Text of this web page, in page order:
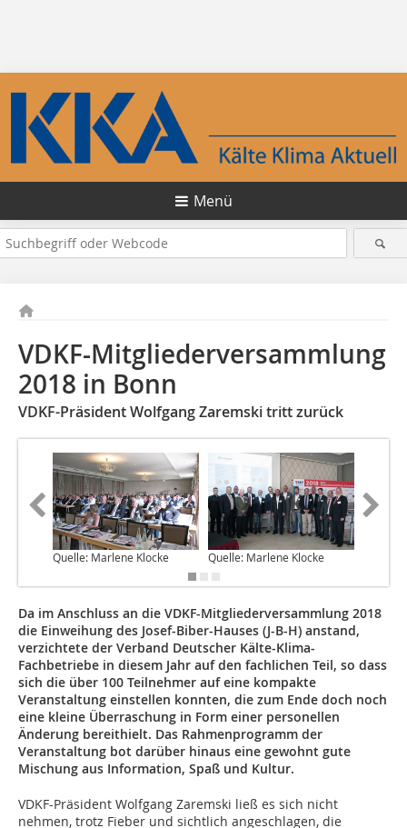
Menü
VDKF-Mitgliederversammlung
2018 in Bonn
VDKF-Präsident Wolfgang Zaremski tritt zurück
Quelle: Marlene Klocke Quelle: Marlene Klocke
Da im Anschluss an die VDKF-Mitgliederversammlung 2018
die Einweihung des Josef-Biber-Hauses (J-B-H) anstand,
verzichtete der Verband Deutscher Kälte-Klima-
Fachbetriebe in diesem Jahr auf den fachlichen Teil, so dass
sich die über 100 Teilnehmer auf eine kompakte
Veranstaltung einstellen konnten, die zum Ende doch noch
eine kleine Überraschung in Form einer personellen
Änderung bereithielt. Das Rahmenprogramm der
Veranstaltung bot darüber hinaus eine gewohnt gute
Mischung aus Information, Spaß und Kultur.
VDKF-Präsident Wolfgang Zaremski ließ es sich nicht
nehmen, trotz Fieber und sichtlich angeschlagen, die